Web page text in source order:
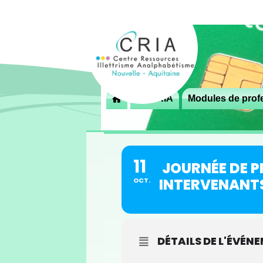
principal Le CRIA Modules de
11
OCT.
JOURNÉE DE
DÉTAILS DE